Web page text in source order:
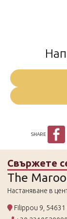
SHARE
Свържете
The
Настаняване в
Filippou 9,